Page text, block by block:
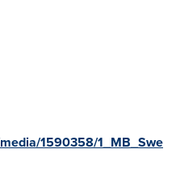
1590358/1_MB_Swe